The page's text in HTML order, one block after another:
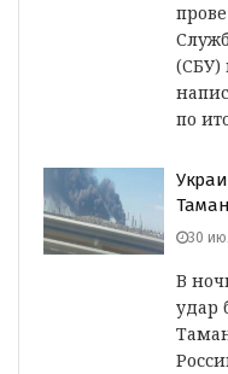
(СБУ)
по
30
В
удар